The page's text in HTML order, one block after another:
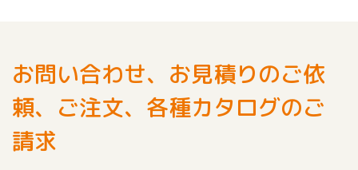
お問い合わせ、お見積りのご依
頼、ご注文、各種カタログのご
請求